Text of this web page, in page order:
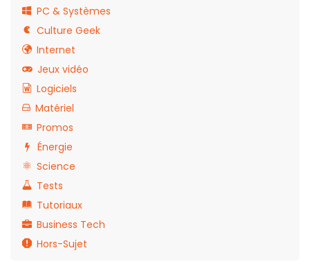
PC & Systèmes
Culture Geek
Internet
Jeux vidéo
Logiciels
Matériel
Promos
Énergie
Science
Tests
Tutoriaux
Business Tech
Hors-Sujet